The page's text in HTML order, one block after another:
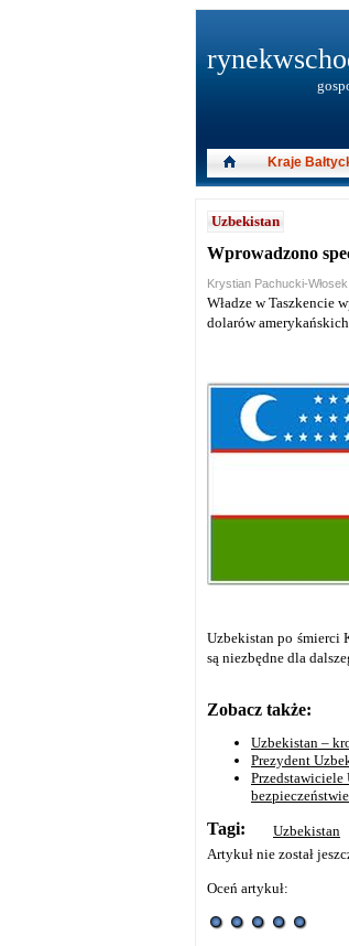
Uzbekistan
Wprowadzono
Krystian Pachucki-Włosek
Władze w Taszkencie
dolarów
Uzbekistan po śmierci
są niezbędne dla
Zobacz także:
Uzbekistan –
Prezydent
Przedstawiciele
bezpieczeństwie
Tagi: Uzbekistan
Artykuł nie został
Oceń artykuł:
Kraje